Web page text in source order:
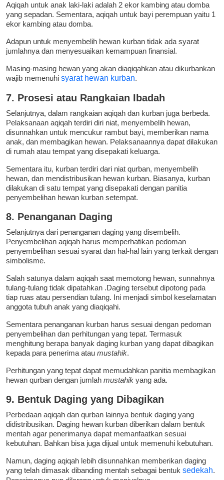
Aqiqah untuk anak laki-laki adalah 2 ekor kambing atau domba
yang sepadan. Sementara, aqiqah untuk bayi perempuan yaitu 1
ekor kambing atau domba.
Adapun untuk menyembelih hewan kurban tidak ada syarat
jumlahnya dan menyesuaikan kemampuan finansial.
Masing-masing hewan yang akan diaqiqahkan atau dikurbankan
wajib memenuhi syarat hewan kurban.
7. Prosesi atau Rangkaian Ibadah
Selanjutnya, dalam rangkaian aqiqah dan kurban juga berbeda.
Pelaksanaan aqiqah terdiri diri niat, menyembelih hewan,
disunnahkan untuk mencukur rambut bayi, memberikan nama
anak, dan membagikan hewan. Pelaksanaannya dapat dilakukan
di rumah atau tempat yang disepakati keluarga.
Sementara itu, kurban terdiri dari niat qurban, menyembelih
hewan, dan mendistribusikan hewan kurban. Biasanya, kurban
dilakukan di satu tempat yang disepakati dengan panitia
penyembelihan hewan kurban setempat.
8. Penanganan Daging
Selanjutnya dari penanganan daging yang disembelih.
Penyembelihan aqiqah harus memperhatikan pedoman
penyembelihan sesuai syarat dan hal-hal lain yang terkait dengan
simbolisme.
Salah satunya dalam aqiqah saat memotong hewan, sunnahnya
tulang-tulang tidak dipatahkan .Daging tersebut dipotong pada
tiap ruas atau persendian tulang. Ini menjadi simbol keselamatan
anggota tubuh anak yang diaqiqahi.
Sementara penanganan kurban harus sesuai dengan pedoman
penyembelihan dan perhitungan yang tepat. Termasuk
menghitung berapa banyak daging kurban yang dapat dibagikan
kepada para penerima atau mustahik.
Perhitungan yang tepat dapat memudahkan panitia membagikan
hewan qurban dengan jumlah mustahik yang ada.
9. Bentuk Daging yang Dibagikan
Perbedaan aqiqah dan qurban lainnya bentuk daging yang
didistribusikan. Daging hewan kurban diberikan dalam bentuk
mentah agar penerimanya dapat memanfaatkan sesuai
kebutuhan. Bahkan bisa juga dijual untuk memenuhi kebutuhan.
Namun, daging aqiqah lebih disunnahkan memberikan daging
yang telah dimasak dibanding mentah sebagai bentuk sedekah.